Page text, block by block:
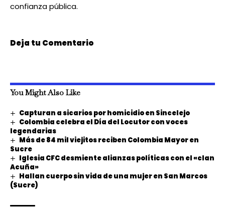
confianza pública.
Deja tu Comentario
You Might Also Like
Capturan a sicarios por homicidio en Sincelejo
Colombia celebra el Día del Locutor con voces
legendarias
Más de 84 mil viejitos reciben Colombia Mayor en
Sucre
Iglesia CFC desmiente alianzas políticas con el «clan
Acuña»
Hallan cuerpo sin vida de una mujer en San Marcos
(Sucre)